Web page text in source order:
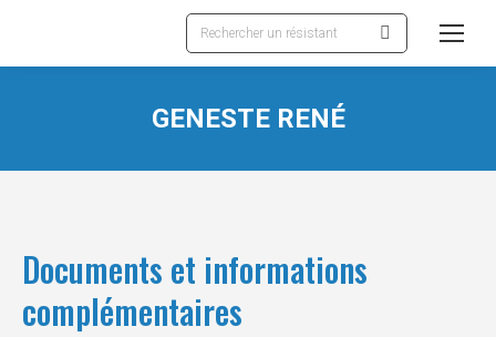
Recherche
:
GENESTE RENÉ
Documents et informations
complémentaires